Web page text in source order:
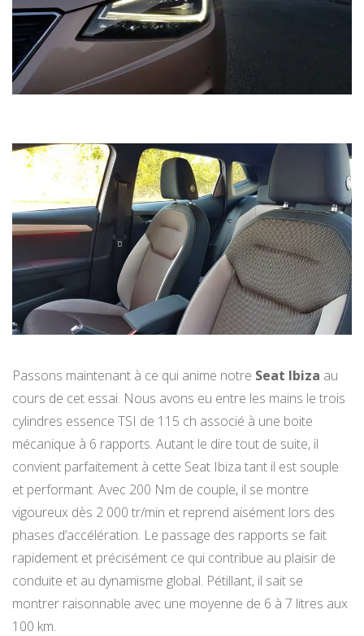
Passons maintenant à ce qui anime notre Seat Ibiza au
cours de cet essai. Nous avons eu entre les mains le trois
cylindres essence TSI de 115 ch associé à une boite
mécanique à 6 rapports. Autant le dire tout de suite, il
convient parfaitement à cette Seat Ibiza tant il est souple
et performant. Avec 200 Nm de couple, il se montre
vigoureux dès 2 000 tr/min et reprend aisément lors des
phases d’accélération. Le passage des rapports se fait
rapidement et précisément ce qui contribue au plaisir de
conduite et au dynamisme global. Pétillant, il sait se
montrer raisonnable avec une moyenne de 6 à 7 litres aux
100 km.